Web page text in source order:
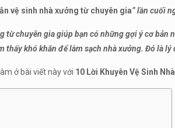
vệ sinh nhà xưởng từ chuyên gia” lần cuối
từ chuyên gia giúp bạn có những gợi ý cơ
thấy khó khăn để làm sạch nhà xưởng. Đó là
ở bài viết này với 10 Lời Khuyên Vệ Sinh